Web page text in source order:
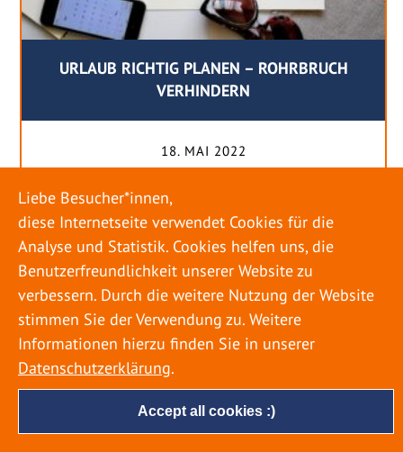
URLAUB RICHTIG PLANEN – ROHRBRUCH
VERHINDERN
18. MAI 2022
genießen ihren Urlaub. Dabei zieht es die Einen
weiter weg, die Anderen bleiben dann doch
lieber in der Heimat. Wenn Sie für eine längere
Zeit wegfahren möchten, gibt es einige Dinge zu
beachten, damit nicht anschließend eine böse
Überraschung auf Sie wartet. Um einen
möglichst entspannten Urlaub zu […]
Accept all cookies :)
Liebe Besucher*innen,
diese Internetseite verwendet Cookies für die
Analyse und Statistik. Cookies helfen uns, die
Benutzerfreundlichkeit unserer Website zu
verbessern. Durch die weitere Nutzung der Website
stimmen Sie der Verwendung zu. Weitere
Informationen hierzu finden Sie in unserer
Datenschutzerklärung.